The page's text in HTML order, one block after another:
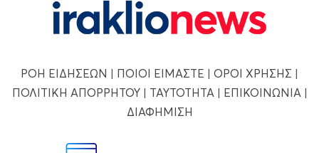
ΡΟΗ ΕΙΔΗΣΕΩΝ | ΠΟΙΟΙ ΕΙΜΑΣΤΕ | ΟΡΟΙ ΧΡΗΣΗΣ |
ΠΟΛΙΤΙΚΗ ΑΠΟΡΡΗΤΟΥ| ΤΑΥΤΟΤΗΤΑ | ΕΠΙΚΟΙΝΩΝΙΑ |
ΔΙΑΦΗΜΙΣΗ